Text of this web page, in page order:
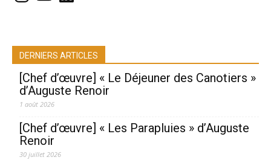
DERNIERS ARTICLES
[Chef d’œuvre] « Le Déjeuner des Canotiers »
d’Auguste Renoir
1 août 2026
[Chef d’œuvre] « Les Parapluies » d’Auguste
Renoir
30 juillet 2026